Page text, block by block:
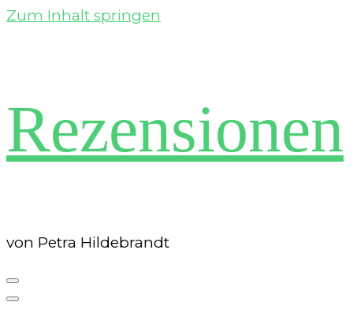
Zum Inhalt springen
Rezensionen
von Petra Hildebrandt